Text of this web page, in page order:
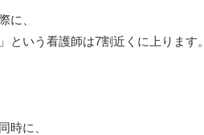
に、
という看護師は7割近くに上ります。
時に、